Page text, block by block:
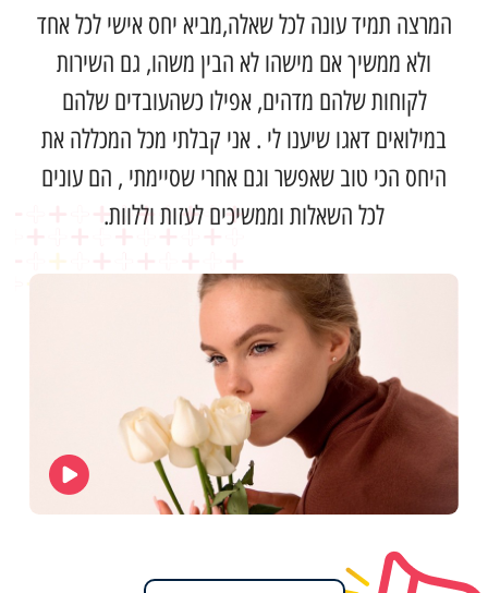
המרצה תמיד עונה לכל שאלה,מביא יחס אישי לכל אחד
ולא ממשיך אם מישהו לא הבין משהו, גם השירות
לקוחות שלהם מדהים, אפילו כשהעובדים שלהם
במילואים דאגו שיענו לי . אני קבלתי מכל המכללה את
היחס הכי טוב שאפשר וגם אחרי שסיימתי , הם עונים
לכל השאלות וממשיכים לעזות וללוות.